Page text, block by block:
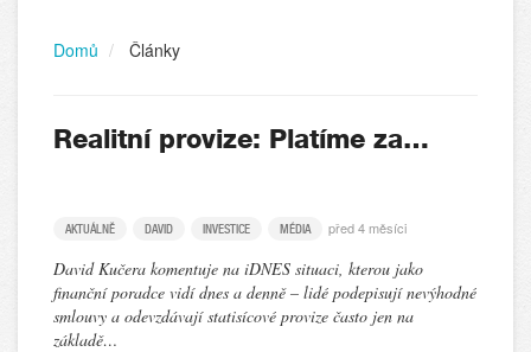
Domů Články
Realitní provize: Platíme za…
AKTUÁLNĚ DAVID INVESTICE MÉDIA před 4 měsíci
David Kučera komentuje na iDNES situaci, kterou jako
finanční poradce vidí dnes a denně – lidé podepisují nevýhodné
smlouvy a odevzdávají statisícové provize často jen na
základě…